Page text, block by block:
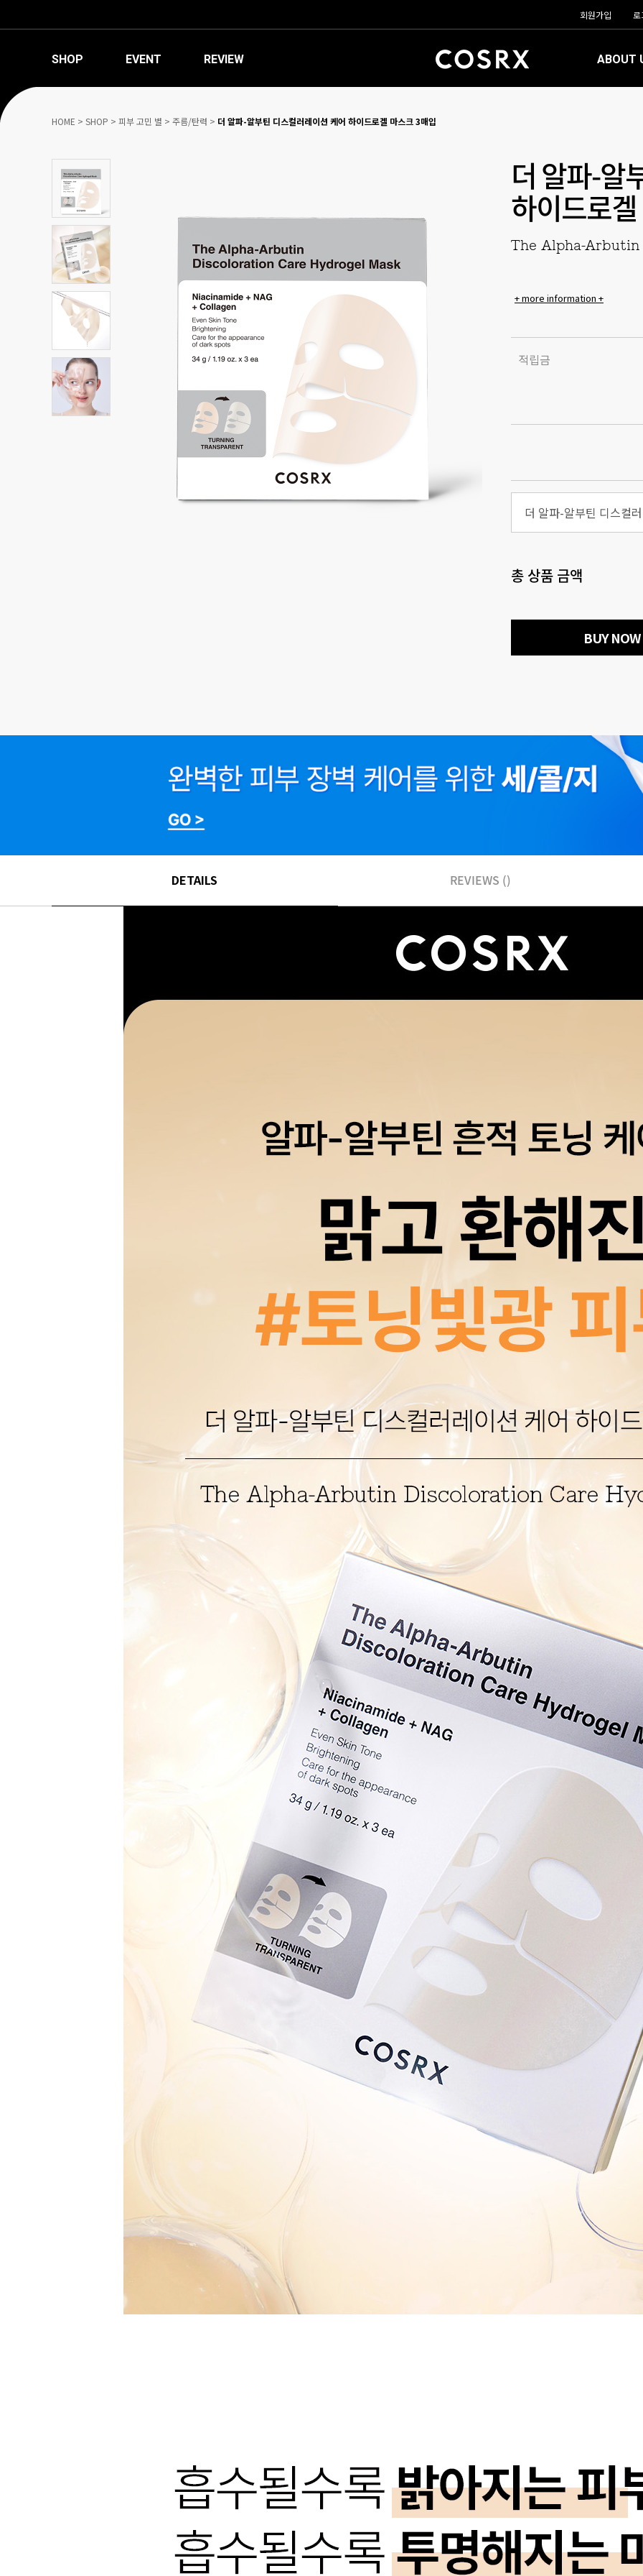
회원가입 로
SHOP EVENT REVIEW ABOUT
HOME > SHOP > 피부 고민 별 > 주름/탄력 > 더 알파-알부틴 디스컬러레이션 케어 하이드로겔 마스크 3매입
더 알파-알
하이드로
The Alpha-
+ more information +
적립금
총 상품 금액
BUY NOW
DETAILS REVIEWS ()